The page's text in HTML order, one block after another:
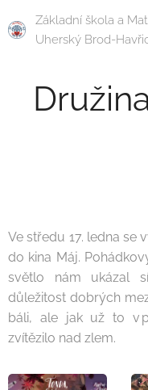
Základní škola a
Uherský Brod-
Ve středu 17. ledna se
do kina Máj.
světlo nám ukázal
důležitost dobrých
báli, ale jak už to v
zvítězilo nad zlem.